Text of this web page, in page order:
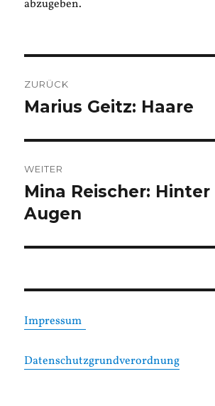
abzugeben.
ZURÜCK
Vorheriger
Marius Geitz: Haare
WEITER
Nächster
Beitrag:
Mina Reischer: Hinter
Augen
Impressum
Datenschutzgrundverordnung